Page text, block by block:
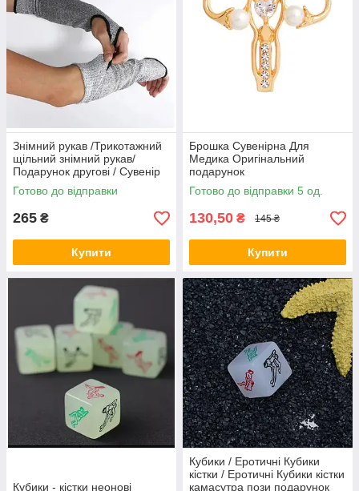
Знімний рукав /Трикотажний
щільний знімний рукав/
Подарунок другові / Сувенір
Готово до відправки
265 ₴
Купити
Брошка Сувенірна Для
Медика Оригінальний
подарунок
Готово до відправки 5 од.
130,50 ₴ 145 ₴
Купити
Кубики - кістки неонові
Кубики / Еротичні Кубики
кістки / Еротичні Кубики кістки
камасутра пози подарунок